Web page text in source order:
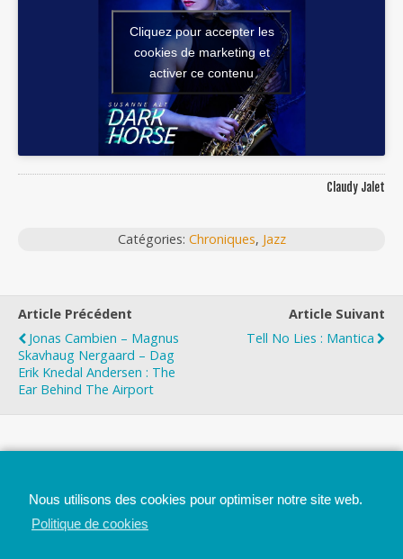
Cliquez pour accepter les
cookies de marketing et
activer ce contenu
Claudy Jalet
Catégories: Chroniques, Jazz
Article Précédent
Jonas Cambien – Magnus
Skavhaug Nergaard – Dag
Erik Knedal Andersen : The
Ear Behind The Airport
Article Suivant
Tell No Lies : Mantica
Nous utilisons des cookies pour optimiser notre site web.
Politique de cookies